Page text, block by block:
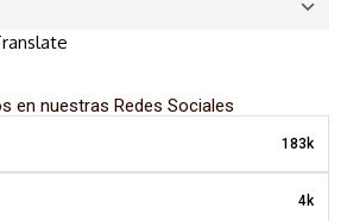
en nuestras Redes Sociales
183k
4k